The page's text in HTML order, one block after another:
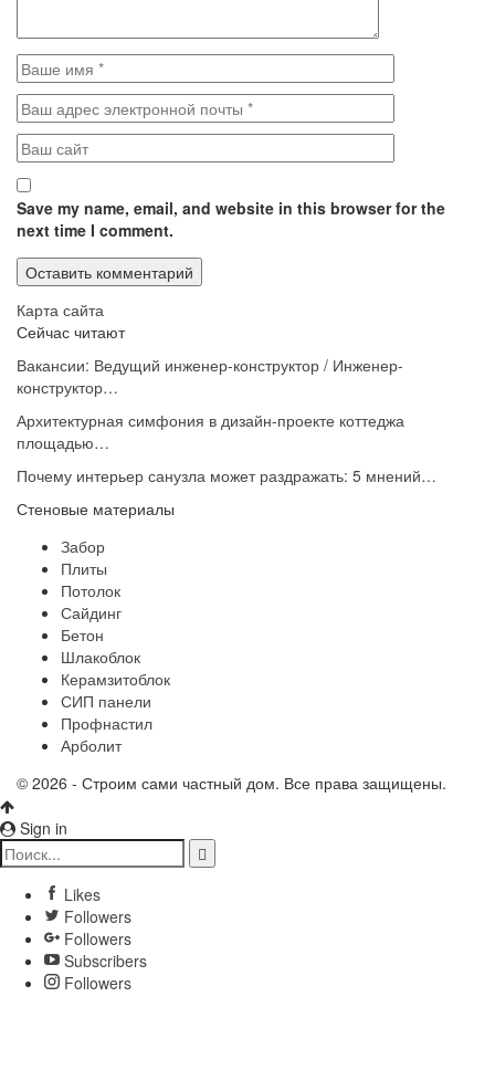
Save my name, email, and website in this browser for the
next time I comment.
Карта сайта
Сейчас читают
Вакансии: Ведущий инженер-конструктор / Инженер-
конструктор…
Архитектурная симфония в дизайн-проекте коттеджа
площадью…
Почему интерьер санузла может раздражать: 5 мнений…
Стеновые материалы
Забор
Плиты
Потолок
Сайдинг
Бетон
Шлакоблок
Керамзитоблок
СИП панели
Профнастил
Арболит
© 2026 - Строим сами частный дом. Все права защищены.
Sign in
Likes
Followers
Followers
Subscribers
Followers